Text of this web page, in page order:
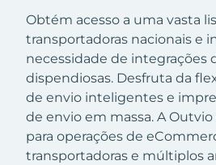
Obtém acesso a uma vasta
transportadoras nacionais e
necessidade de integrações
dispendiosas. Desfruta da
de envio inteligentes e
de envio em massa. A Outvio
para operações de
transportadoras e múltiplos